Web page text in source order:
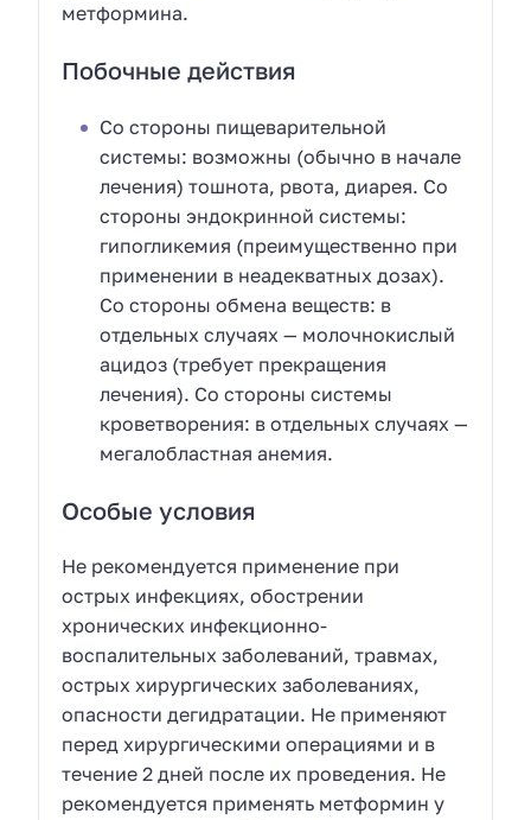
метформина.
Побочные действия
Со стороны пищеварительной
системы: возможны (обычно в начале
лечения) тошнота, рвота, диарея. Со
стороны эндокринной системы:
гипогликемия (преимущественно при
применении в неадекватных дозах).
Со стороны обмена веществ: в
отдельных случаях — молочнокислый
ацидоз (требует прекращения
лечения). Со стороны системы
кроветворения: в отдельных случаях —
мегалобластная анемия.
Особые условия
Не рекомендуется применение при
острых инфекциях, обострении
хронических инфекционно-
воспалительных заболеваний, травмах,
острых хирургических заболеваниях,
опасности дегидратации. Не применяют
перед хирургическими операциями и в
течение 2 дней после их проведения. Не
рекомендуется применять метформин у